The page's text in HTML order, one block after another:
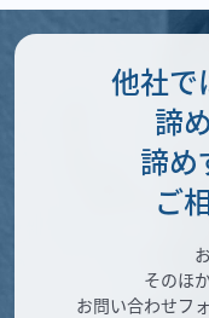
他社で
諦
諦め
ご
そのほ
お問い合わせフ